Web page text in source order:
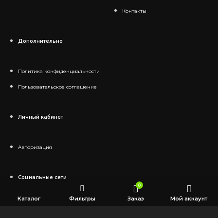
Контакты
Дополнительно
Политика конфиденциальности
Пользовательское соглашение
Личный кабинет
Авторизация
Социальные сети
Каталог Фильтры
0
Заказ Мой аккаунт